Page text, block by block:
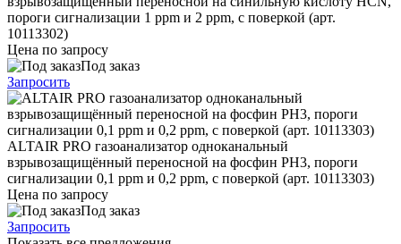
пороги сигнализации 1 ppm и 2 ppm, с поверкой (арт.
10113302)
Цена по запросу
Под заказ
Запросить
ALTAIR PRO газоанализатор одноканальный
взрывозащищённый переносной на фосфин PH3, пороги
сигнализации 0,1 ppm и 0,2 ppm, с поверкой (арт. 10113303)
Цена по запросу
Под заказ
Запросить